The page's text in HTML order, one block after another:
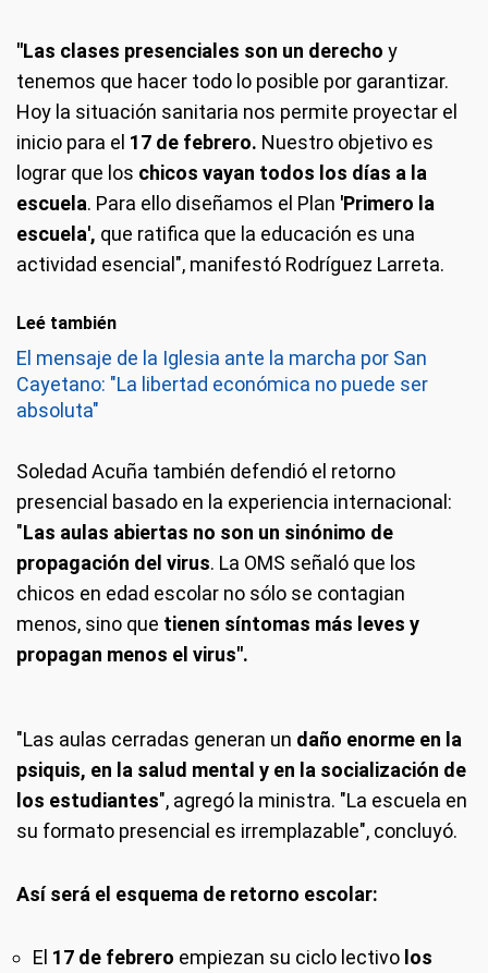
"Las clases presenciales son un derecho y
tenemos que hacer todo lo posible por garantizar.
Hoy la situación sanitaria nos permite proyectar el
inicio para el 17 de febrero. Nuestro objetivo es
lograr que los chicos vayan todos los días a la
escuela. Para ello diseñamos el Plan 'Primero la
escuela', que ratifica que la educación es una
actividad esencial", manifestó Rodríguez Larreta.
Leé también
El mensaje de la Iglesia ante la marcha por San
Cayetano: "La libertad económica no puede ser
absoluta"
Soledad Acuña también defendió el retorno
presencial basado en la experiencia internacional:
"Las aulas abiertas no son un sinónimo de
propagación del virus. La OMS señaló que los
chicos en edad escolar no sólo se contagian
menos, sino que tienen síntomas más leves y
propagan menos el virus".
"Las aulas cerradas generan un daño enorme en la
psiquis, en la salud mental y en la socialización de
los estudiantes", agregó la ministra. "La escuela en
su formato presencial es irremplazable", concluyó.
Así será el esquema de retorno escolar:
El 17 de febrero empiezan su ciclo lectivo los